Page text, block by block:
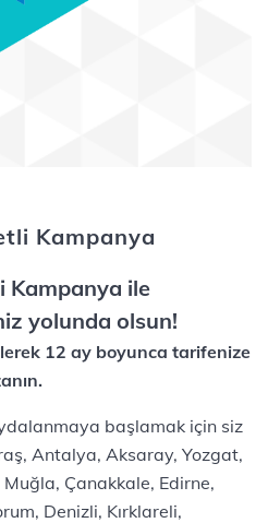
Kampanya
Kampanya ile
yolunda olsun!
12 ay boyunca tarifenize
başlamak için siz
Antalya, Aksaray, Yozgat,
Çanakkale, Edirne,
Denizli, Kırklareli,